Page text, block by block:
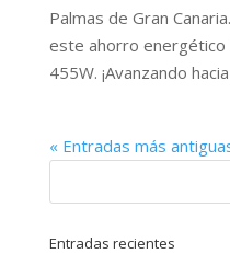
Palmas de Gran
este ahorro
455W. ¡Avanzando
« Entradas más
Entradas recientes